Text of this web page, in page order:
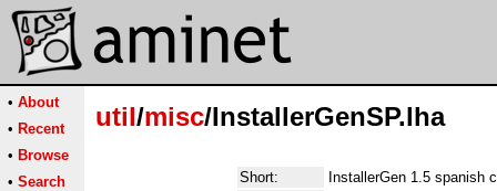
• About
• Recent
• Browse
• Search
util/misc/InstallerGenSP.lha
Short:
InstallerGen 1.5 spanish